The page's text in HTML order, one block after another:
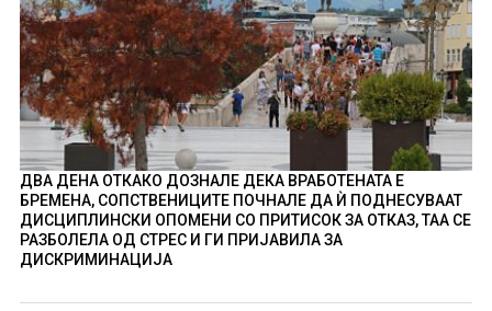
ДВА ДЕНА ОТКАКО ДОЗНАЛЕ ДЕКА ВРАБОТЕНАТА Е
БРЕМЕНА, СОПСТВЕНИЦИТЕ ПОЧНАЛЕ ДА Ѝ ПОДНЕСУВААТ
ДИСЦИПЛИНСКИ ОПОМЕНИ СО ПРИТИСОК ЗА ОТКАЗ, ТАА СЕ
РАЗБОЛЕЛА ОД СТРЕС И ГИ ПРИЈАВИЛА ЗА
ДИСКРИМИНАЦИЈА